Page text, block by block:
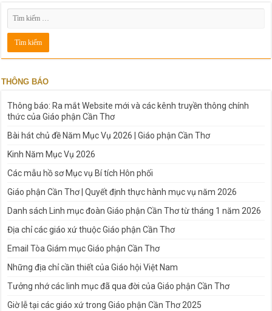
THÔNG BÁO
Thông báo: Ra mắt Website mới và các kênh truyền thông chính
thức của Giáo phận Cần Thơ
Bài hát chủ đề Năm Mục Vụ 2026 | Giáo phận Cần Thơ
Kinh Năm Mục Vụ 2026
Các mẫu hồ sơ Mục vụ Bí tích Hôn phối
Giáo phận Cần Thơ | Quyết định thực hành mục vụ năm 2026
Danh sách Linh mục đoàn Giáo phận Cần Thơ từ tháng 1 năm 2026
Địa chỉ các giáo xứ thuộc Giáo phận Cần Thơ
Email Tòa Giám mục Giáo phận Cần Thơ
Những địa chỉ cần thiết của Giáo hội Việt Nam
Tưởng nhớ các linh mục đã qua đời của Giáo phận Cần Thơ
Giờ lễ tại các giáo xứ trong Giáo phận Cần Thơ 2025